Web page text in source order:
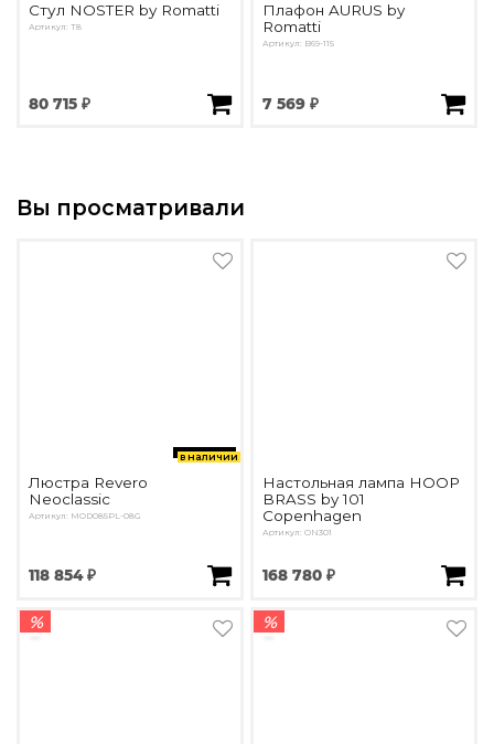
Стул NOSTER by Romatti
Артикул: T8
80 715 ₽
Плафон AURUS by
Romatti
Артикул: B69-115
7 569 ₽
Вы просматривали
в наличии
Люстра Revero
Neoclassic
Артикул: MOD085PL-08G
118 854 ₽
Настольная лампа HOOP
BRASS by 101
Copenhagen
Артикул: ON301
168 780 ₽
% %